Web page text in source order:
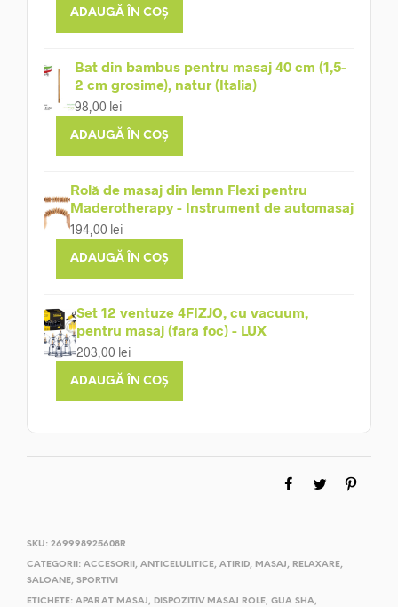
ADAUGĂ ÎN COȘ
Bat din bambus pentru masaj 40 cm (1,5-
2 cm grosime), natur (Italia)
98,00 lei
ADAUGĂ ÎN COȘ
Rolă de masaj din lemn Flexi pentru
Maderotherapy - Instrument de automasaj
194,00 lei
ADAUGĂ ÎN COȘ
Set 12 ventuze 4FIZJO, cu vacuum,
pentru masaj (fara foc) - LUX
203,00 lei
ADAUGĂ ÎN COȘ
SKU: 269998925608R
CATEGORII: ACCESORII , ANTICELULITICE, ATIRID, MASAJ, RELAXARE,
SALOANE, SPORTIVI
ETICHETE: APARAT MASAJ, DISPOZITIV MASAJ ROLE, GUA SHA,